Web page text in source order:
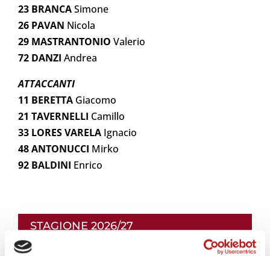
23 BRANCASimone
26 PAVAN Nicola
29 MASTRANTONIO Valerio
72 DANZI Andrea
ATTACCANTI
11 BERETTA Giacomo
21 TAVERNELLI Camillo
33 LORES VARELA Ignacio
48 ANTONUCCI Mirko
92 BALDINI Enrico
STAGIONE 2026/27